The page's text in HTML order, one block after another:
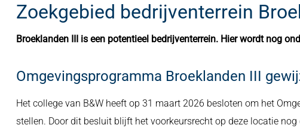
Zoekgebied bedrijventerrein
Broeklanden III is een potentieel bedrijventerrein. Hier wordt nog
Omgevingsprogramma Broeklanden III
Het college van B&W heeft op 31 maart 2026 besloten om het
stellen. Door dit besluit blijft het voorkeursrecht op deze locatie